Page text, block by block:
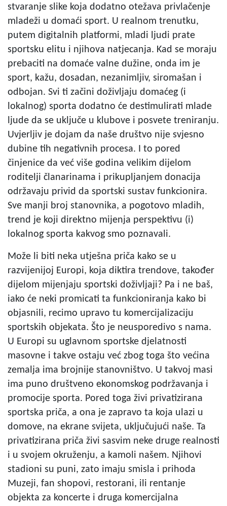
stvaranje slike koja dodatno otežava privlačenje
mladeži u domaći sport. U realnom trenutku,
putem digitalnih platformi, mladi ljudi prate
sportsku elitu i njihova natjecanja. Kad se moraju
prebaciti na domaće valne dužine, onda im je
sport, kažu, dosadan, nezanimljiv, siromašan i
odbojan. Svi ti začini doživljaju domaćeg (i
lokalnog) sporta dodatno će destimulirati mlade
ljude da se uključe u klubove i posvete treniranju.
Uvjerljiv je dojam da naše društvo nije svjesno
dubine tih negativnih procesa. I to pored
činjenice da već više godina velikim dijelom
roditelji članarinama i prikupljanjem donacija
održavaju privid da sportski sustav funkcionira.
Sve manji broj stanovnika, a pogotovo mladih,
trend je koji direktno mijenja perspektivu (i)
lokalnog sporta kakvog smo poznavali.
Može li biti neka utješna priča kako se u
razvijenijoj Europi, koja diktira trendove, također
dijelom mijenjaju sportski doživljaji? Pa i ne baš,
iako će neki promicati ta funkcioniranja kako bi
objasnili, recimo upravo tu komercijalizaciju
sportskih objekata. Što je neusporedivo s nama.
U Europi su uglavnom sportske djelatnosti
masovne i takve ostaju već zbog toga što većina
zemalja ima brojnije stanovništvo. U takvoj masi
ima puno društveno ekonomskog podržavanja i
promocije sporta. Pored toga živi privatizirana
sportska priča, a ona je zapravo ta koja ulazi u
domove, na ekrane svijeta, uključujući naše. Ta
privatizirana priča živi sasvim neke druge realnosti
i u svojem okruženju, a kamoli našem. Njihovi
stadioni su puni, zato imaju smisla i prihoda
Muzeji, fan shopovi, restorani, ili rentanje
objekta za koncerte i druga komercijalna